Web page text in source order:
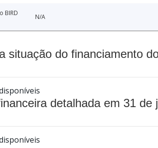
BIRD
N/A
situação do financiamento
detalhada em 31 de